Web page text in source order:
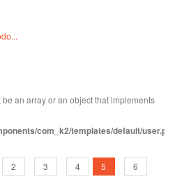
be an array or an object that implements
com_k2/templates/default/
2 3 4 5
6